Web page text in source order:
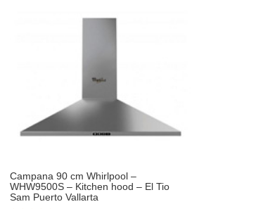
Campana 90 cm Whirlpool –
WHW9500S – Kitchen hood – El Tio
Sam Puerto Vallarta